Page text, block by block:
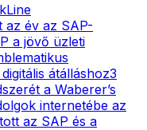
az év az SAP-
a jövő üzleti
átálláshoz3
a Waberer’s
internetébe az
az SAP és a